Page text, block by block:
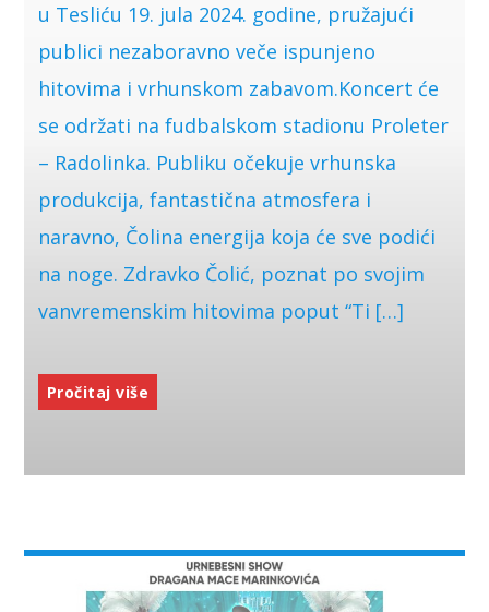
u Tesliću 19. jula 2024. godine, pružajući
publici nezaboravno veče ispunjeno
hitovima i vrhunskom zabavom.Koncert će
se održati na fudbalskom stadionu Proleter
– Radolinka. Publiku očekuje vrhunska
produkcija, fantastična atmosfera i
naravno, Čolina energija koja će sve podići
na noge. Zdravko Čolić, poznat po svojim
vanvremenskim hitovima poput “Ti […]
Pročitaj više